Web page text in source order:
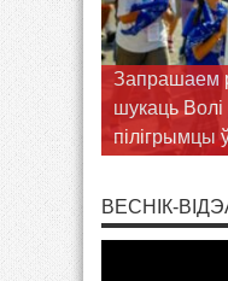
правядзе ў
сямейную
ВЕСНІК-